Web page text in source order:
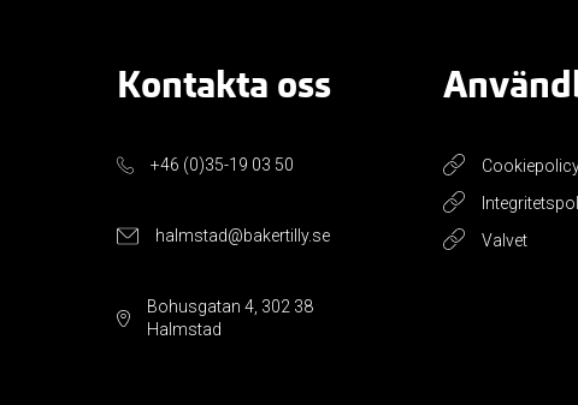
Kontakta oss
+46 (0)35-19 03 50
halmstad@bakertilly.se
Bohusgatan 4, 302 38
Halmstad
Valvet